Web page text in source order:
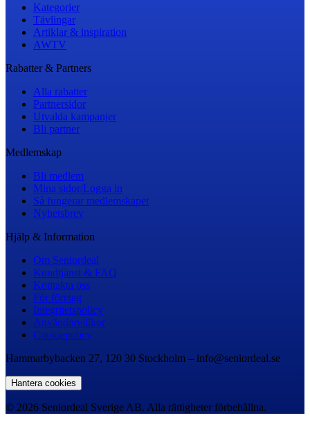
Kategorier
Tävlingar
Artiklar & inspiration
AWTV
Rabatter & Partners
Alla rabatter
Partnersidor
Utvalda kampanjer
Bli partner
Medlemskap
Bli medlem
Mina sidor/Logga in
Så fungerar medlemskapet
Nyhetsbrev
Hjälp & Information
Om Seniordeal
Kundtjänst & FAQ
Kontakta oss
För företag
Integritetspolicy
Användarvillkor
Cookiepolicy
Hammarbybacken 27, 120 30 Stockholm – info@seniordeal.se
Hantera cookies
© 2026 Seniordeal Sverige AB. Alla rättigheter förbehållna.